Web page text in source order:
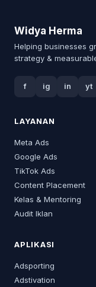
Widya Herma
Helping businesses
strategy &
f ig in yt
LAYANAN
Meta Ads
Google Ads
TikTok Ads
Content Placement
Kelas & Mentoring
Audit Iklan
APLIKASI
Adsporting
Adstivation